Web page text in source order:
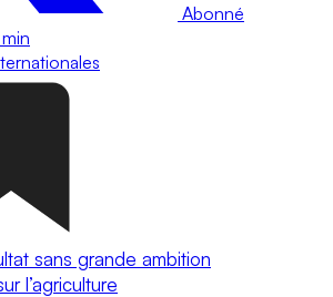
Abonné
sans grande ambition
l’agriculture